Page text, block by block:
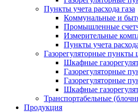
Пункты учета расхода газа
Коммунальные и
Промышленные
Измерительные
Пункты учета
Газорегуляторные
Шкафные
Газорегуляторные
Газорегуляторные
Шкафные
Транспортабельные
Продукция